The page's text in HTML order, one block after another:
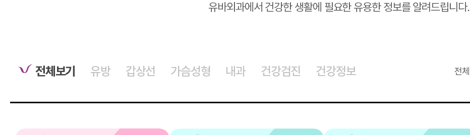
유바외과에서 건강한 생활에 필요한 유용한 정보를 알려드립니다.
전체보기 유방 갑상선 가슴성형 내과 건강검진 건강정보